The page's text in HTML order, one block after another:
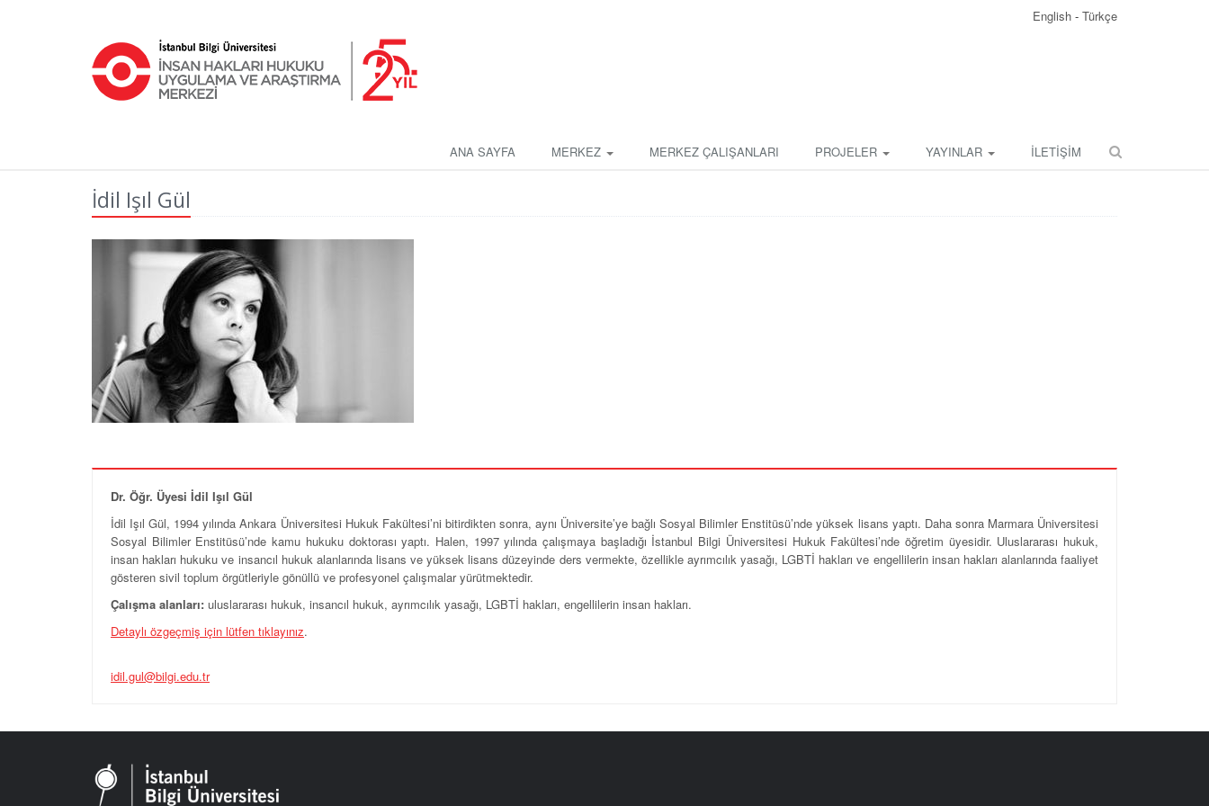
English - Türkçe
ANA SAYFA MERKEZ MERKEZ ÇALIŞANLARI PROJELER YAYINLAR İLETİŞİM
İdil Işıl Gül
Dr. Öğr. Üyesi İdil Işıl Gül
İdil Işıl Gül, 1994 yılında Ankara Üniversitesi Hukuk Fakültesi’ni bitirdikten sonra, aynı Üniversite’ye bağlı Sosyal Bilimler Enstitüsü’nde yüksek lisans yaptı. Daha sonra Marmara Üniversitesi
Sosyal Bilimler Enstitüsü’nde kamu hukuku doktorası yaptı. Halen, 1997 yılında çalışmaya başladığı İstanbul Bilgi Üniversitesi Hukuk Fakültesi’nde öğretim üyesidir. Uluslararası hukuk,
insan hakları hukuku ve insancıl hukuk alanlarında lisans ve yüksek lisans düzeyinde ders vermekte, özellikle ayrımcılık yasağı, LGBTİ hakları ve engellilerin insan hakları alanlarında faaliyet
gösteren sivil toplum örgütleriyle gönüllü ve profesyonel çalışmalar yürütmektedir.
Çalışma alanları: uluslararası hukuk, insancıl hukuk, ayrımcılık yasağı, LGBTİ hakları, engellilerin insan hakları.
Detaylı özgeçmiş için lütfen tıklayınız.
idil.gul@bilgi.edu.tr